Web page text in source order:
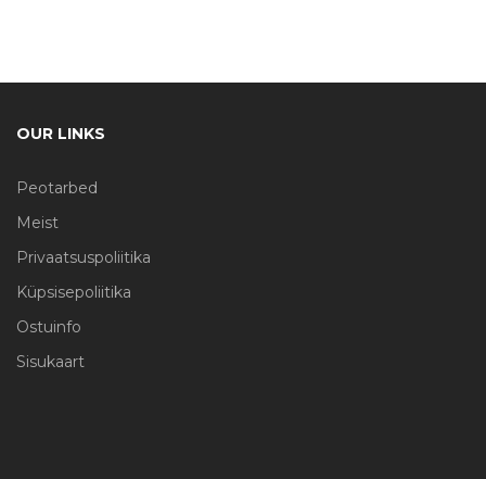
OUR LINKS
Peotarbed
Meist
Privaatsuspoliitika
Küpsisepoliitika
Ostuinfo
Sisukaart